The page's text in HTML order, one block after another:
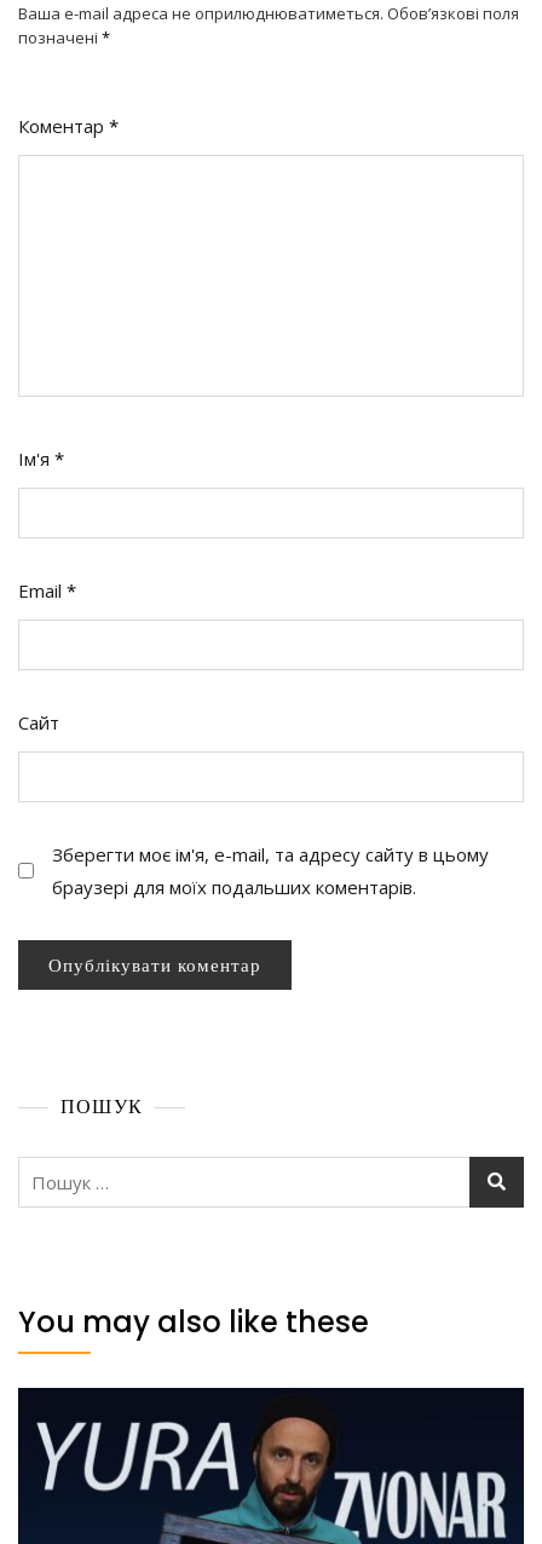
Ваша e-mail адреса не оприлюднюватиметься. Обов’язкові поля
позначені *
Коментар *
Ім'я *
Email *
Сайт
Зберегти моє ім'я, e-mail, та адресу сайту в цьому
браузері для моїх подальших коментарів.
ПОШУК
You may also like these